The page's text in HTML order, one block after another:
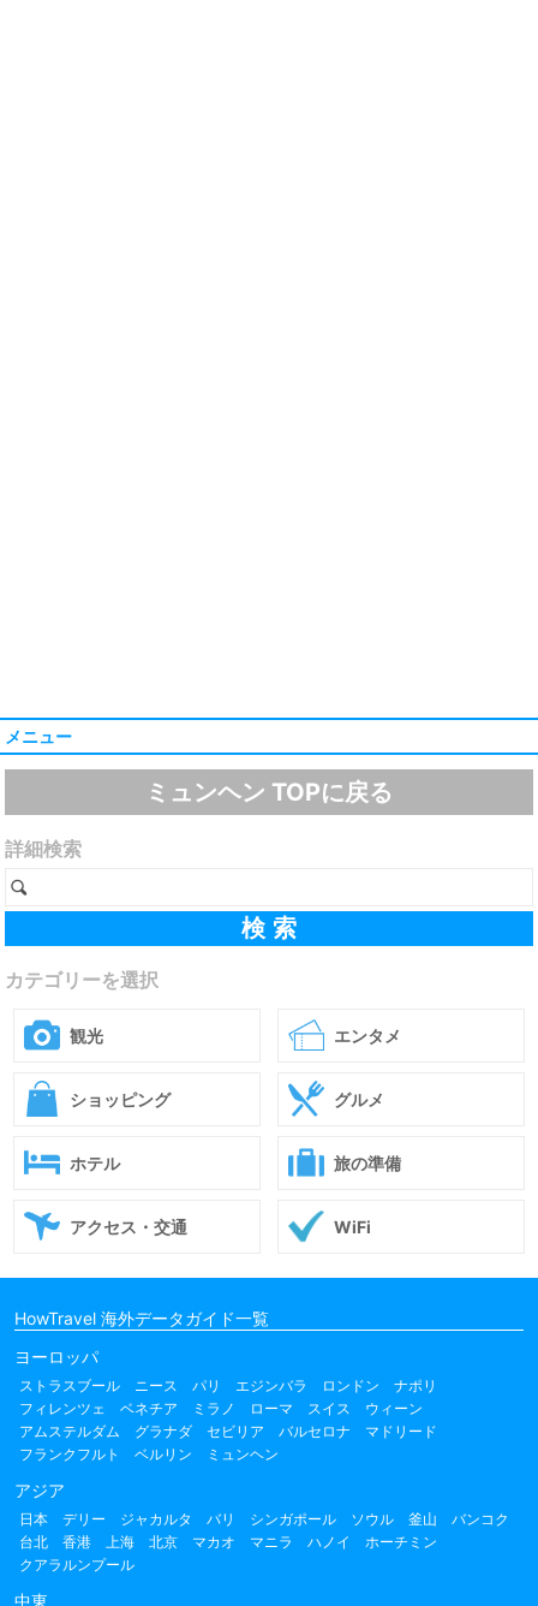
メニュー
ミュンヘン TOPに戻る
詳細検索
カテゴリーを選択
観光 エンタメ
ショッピング グルメ
ホテル 旅の準備
アクセス・交通 WiFi
HowTravel 海外データガイド一覧
ヨーロッパ
ストラスブール ニース パリ エジンバラ ロンドン
ナポリ
フィレンツェ
ベネチア ミラノ ローマ スイス
ウィーン
アムステルダム
グラナダ セビリア バルセロナ
マドリード
フランクフルト
ベルリン ミュンヘン
アジア
日本 デリー ジャカルタ バリ シンガポール ソウル 釜山
バンコク
台北
香港 上海 北京 マカオ マニラ ハノイ
ホーチミン
クアラルンプール
中東